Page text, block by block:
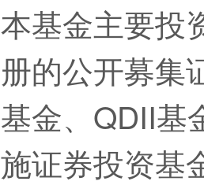
本基金主要投
册的公开募集
基金、QDII基
施证券投资基